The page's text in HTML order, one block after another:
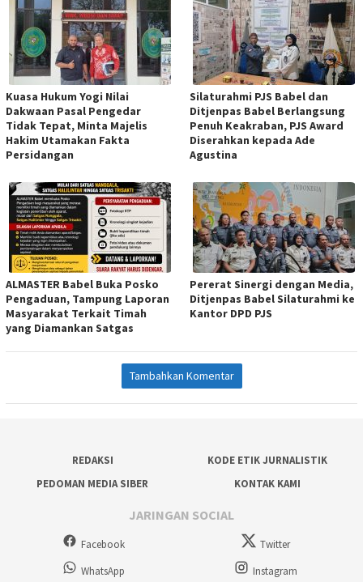
Kuasa Hukum Yogi Nilai
Dakwaan Pasal Pengedar
Tidak Tepat, Minta Majelis
Hakim Utamakan Fakta
Persidangan
Silaturahmi PJS Babel dan
Ditjenpas Babel Berlangsung
Penuh Keakraban, PJS Award
Diserahkan kepada Ade
Agustina
ALMASTER Babel Buka Posko
Pengaduan, Tampung Laporan
Masyarakat Terkait Timah
yang Diamankan Satgas
Pererat Sinergi dengan Media,
Ditjenpas Babel Silaturahmi ke
Kantor DPD PJS
Tambahkan Komentar
REDAKSI
KODE ETIK JURNALISTIK
PEDOMAN MEDIA SIBER
KONTAK KAMI
JARINGAN SOCIAL
Facebook
Twitter
WhatsApp
Instagram